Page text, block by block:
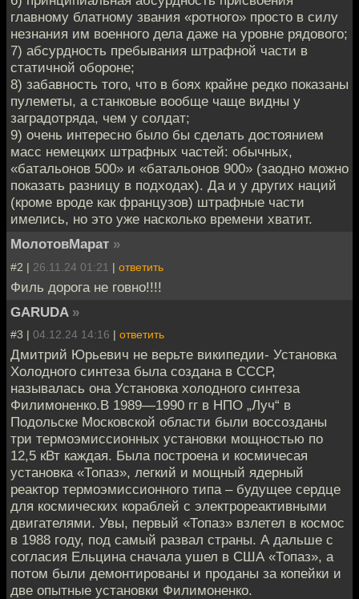
главному блатному звания «ротного» просто в силу
незнания им военного дела даже на уровне рядового;
7) абсурдность пребывания штрафной части в
статичной обороне;
8) забавность того, что в боях крайне редко показаны
пулеметы, а станковые вообще чаще видны у
заградотряда, чем у солдат;
9) очень интересно было бы сделать достоянием
масс немецких штрафных частей: обычных,
«батальонов 500» и «батальонов 900» (заодно можно
показать разницу в подходах). Да и у других наций
(кроме вроде как французов) штрафные части
имелись, но это уже насколько времени хватит.
МолотовМарат »
#2 | 26.11.24 01:21 | ответить
Филь дорога не говно!!!!
GARUDA »
#3 | 04.12.24 14:16 | ответить
Дмитрий Юрьевич не верьте википедии- Установка
Холодного синтеза была создана в СССР,
называлась она Установка холодного синтеза
Филимоненко.В 1989—1990 гг в НПО „Луч“ в
Подольске Московской области были воссозданы
три термоэмиссионных установки мощностью по
12,5 кВт каждая. Была построена и космичесая
установка «Топаз», легкий и мощный ядерный
реактор термоэмиссионного типа – будущее сердце
для космических кораблей с электрореактивными
двигателями. Увы, первый «Топаз» взлетел в космос
в 1988 году, под самый развал страны. А дальше с
согласия Ельцина сначала ушел в США «Топаз», а
потом были демонтированы и проданы за копейки и
две опытные установки Филимоненко.